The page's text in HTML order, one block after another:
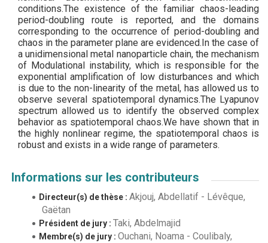
conditions.The existence of the familiar chaos-leading
period-doubling route is reported, and the domains
corresponding to the occurrence of period-doubling and
chaos in the parameter plane are evidenced.In the case of
a unidimensional metal nanoparticle chain, the mechanism
of Modulational instability, which is responsible for the
exponential amplification of low disturbances and which
is due to the non-linearity of the metal, has allowed us to
observe several spatiotemporal dynamics.The Lyapunov
spectrum allowed us to identify the observed complex
behavior as spatiotemporal chaos.We have shown that in
the highly nonlinear regime, the spatiotemporal chaos is
robust and exists in a wide range of parameters.
Informations sur les contributeurs
Directeur(s) de thèse : Akjouj, Abdellatif - Lévêque,
Gaëtan
Président de jury : Taki, Abdelmajid
Membre(s) de jury : Ouchani, Noama - Coulibaly,